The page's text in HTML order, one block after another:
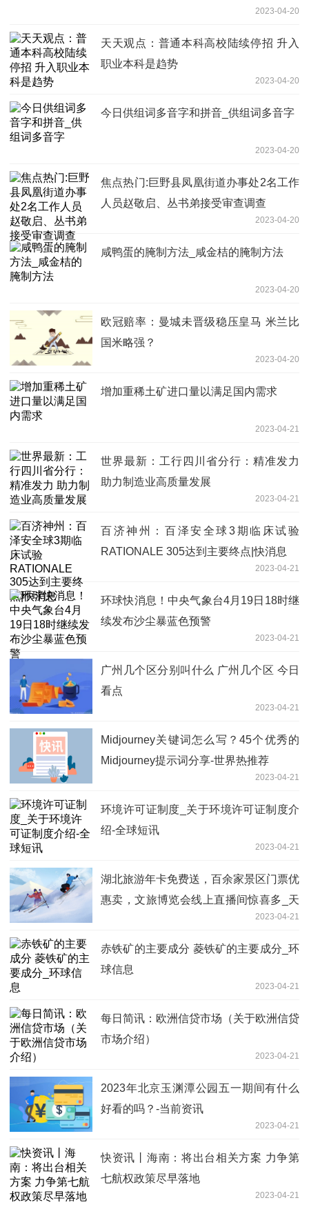
2023-04-20
天天观点：普通本科高校陆续停招 升入
职业本科是趋势
2023-04-20
今日供组词多音字和拼音_供组词多音字
2023-04-20
焦点热门:巨野县凤凰街道办事处2名工作
人员赵敬启、丛书弟接受审查调查
2023-04-20
咸鸭蛋的腌制方法_咸金桔的腌制方法
2023-04-20
欧冠赔率：曼城未晋级稳压皇马 米兰比
国米略强？
2023-04-20
增加重稀土矿进口量以满足国内需求
2023-04-21
世界最新：工行四川省分行：精准发力
助力制造业高质量发展
2023-04-21
百济神州：百泽安全球3期临床试验
RATIONALE 305达到主要终点|快消息
2023-04-21
环球快消息！中央气象台4月19日18时继
续发布沙尘暴蓝色预警
2023-04-21
广州几个区分别叫什么 广州几个区 今日
看点
2023-04-21
Midjourney关键词怎么写？45个优秀的
Midjourney提示词分享-世界热推荐
2023-04-21
环境许可证制度_关于环境许可证制度介
绍-全球短讯
2023-04-21
湖北旅游年卡免费送，百余家景区门票优
惠卖，文旅博览会线上直播间惊喜多_天
2023-04-21
赤铁矿的主要成分 菱铁矿的主要成分_环
球信息
2023-04-21
每日简讯：欧洲信贷市场（关于欧洲信贷
市场介绍）
2023-04-21
2023年北京玉渊潭公园五一期间有什么
好看的吗？-当前资讯
2023-04-21
快资讯丨海南：将出台相关方案 力争第
七航权政策尽早落地
2023-04-21